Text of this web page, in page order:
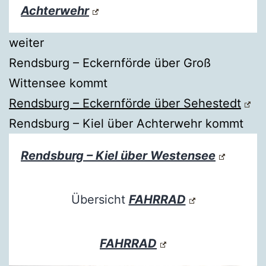
Achterwehr
weiter
Rendsburg – Eckernförde über Groß
Wittensee kommt
Rendsburg – Eckernförde über Sehestedt
Rendsburg – Kiel über Achterwehr kommt
Rendsburg – Kiel über Westensee
Übersicht FAHRRAD
FAHRRAD